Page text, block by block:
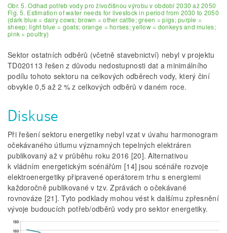
Obr. 5. Odhad potřeb vody pro živočišnou výrobu v období 2030 až 2050
Fig. 5. Estimation of water needs for livestock in period from 2030 to 2050
(dark blue = dairy cows; brown = other cattle; green = pigs; purple =
sheep; light blue = goats; orange = horses; yellow = donkeys and mules;
pink = poultry)
Sektor ostatních odběrů (včetně stavebnictví) nebyl v projektu
TD020113 řešen z důvodu nedostupnosti dat a minimálního
podílu tohoto sektoru na celkových odběrech vody, který činí
obvykle 0,5 až 2 % z celkových odběrů v daném roce.
Diskuse
Při řešení sektoru energetiky nebyl vzat v úvahu harmonogram
očekávaného útlumu významných tepelných elektráren
publikovaný až v průběhu roku 2016 [20]. Alternativou
k vládním energetickým scénářům [14] jsou scénáře rozvoje
elektroenergetiky připravené operátorem trhu s energiemi
každoročně publikované v tzv. Zprávách o očekávané
rovnováze [21]. Tyto podklady mohou vést k dalšímu zpřesnění
vývoje budoucích potřeb/odběrů vody pro sektor energetiky.